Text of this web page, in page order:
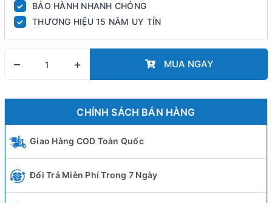
✓ BẢO HÀNH NHANH CHÓNG
✓ THƯƠNG HIỆU 15 NĂM UY TÍN
– + MUA NGAY
CHÍNH SÁCH BÁN HÀNG
Giao Hàng COD Toàn Quốc
Đổi Trả Miễn Phí Trong 7 Ngày